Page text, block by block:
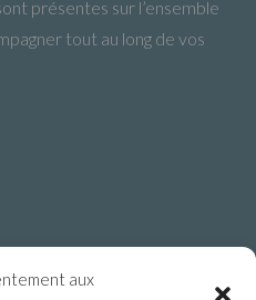
aux
présentes sur l’ensemble
tout au long de vos